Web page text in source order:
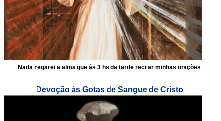
Nada negarei a alma que às 3 hs da tarde recitar minhas orações
Devoção às Gotas de Sangue de Cristo